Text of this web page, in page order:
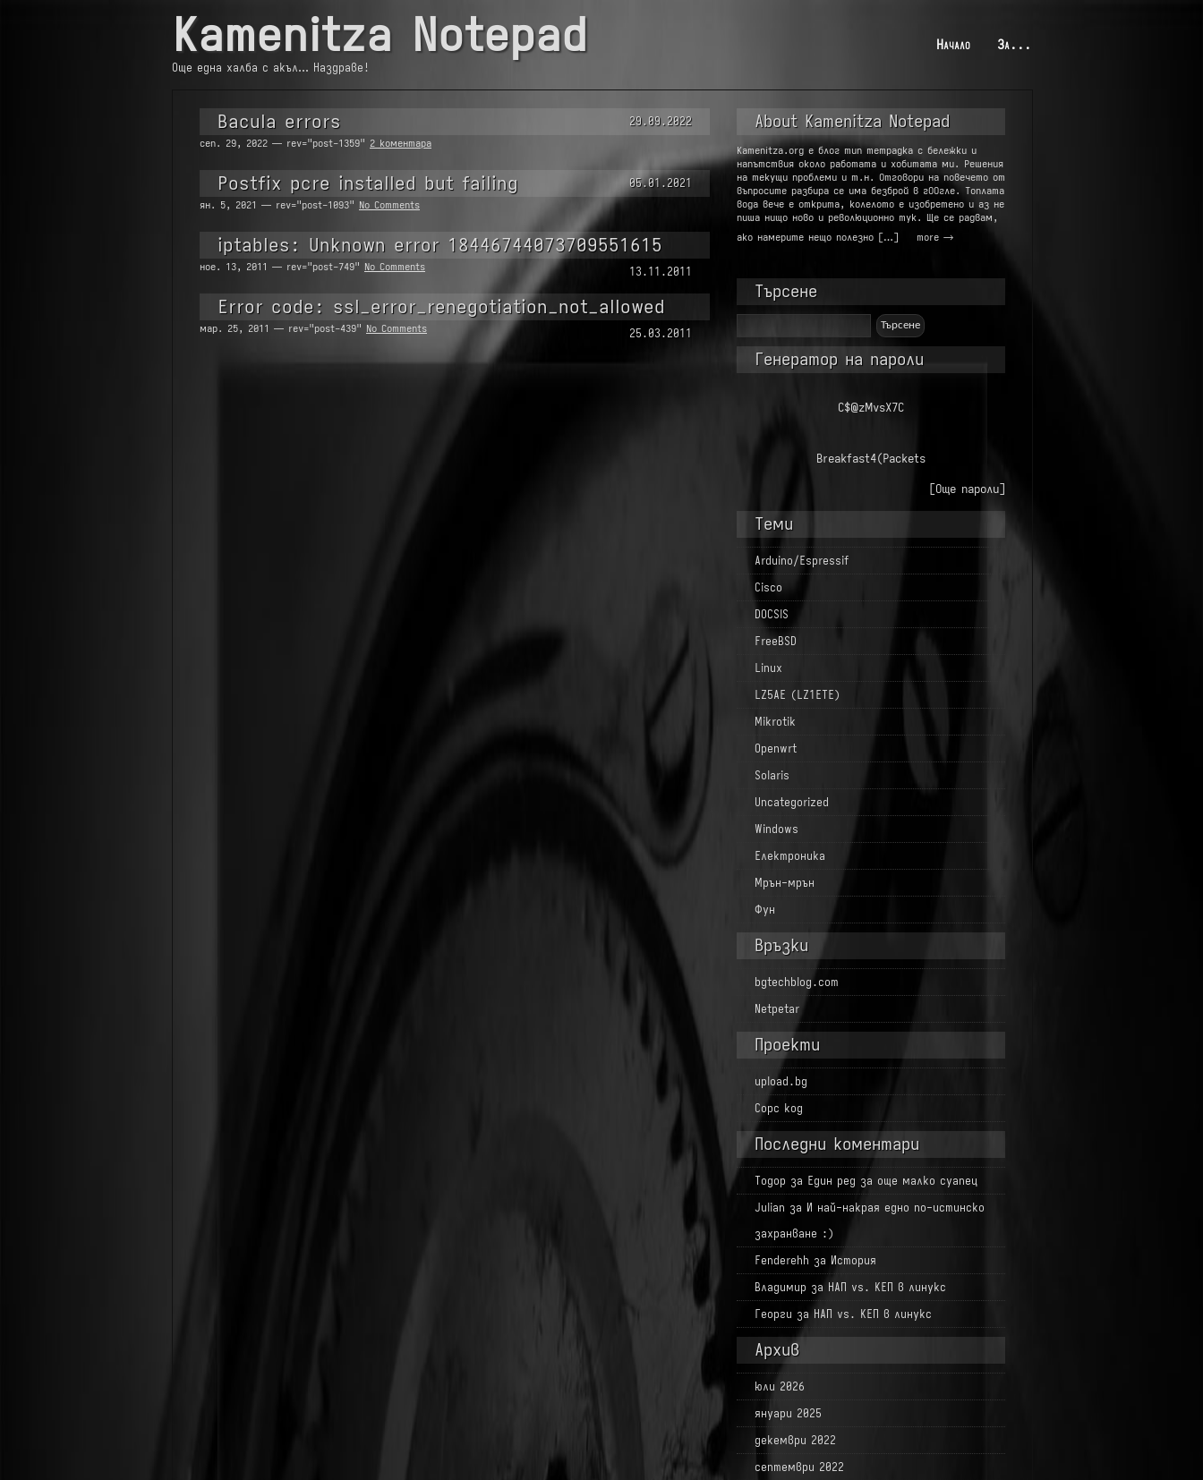
Kamenitza Notepad
Още една халба с акъл… Наздраве!
Начало За...
Bacula errors 29.09.2022
сеп. 29, 2022 — rev="post-1359" 2 коментара
Postfix pcre installed but failing 05.01.2021
ян. 5, 2021 — rev="post-1093" No Comments
iptables: Unknown error 18446744073709551615
13.11.2011
ное. 13, 2011 — rev="post-749" No Comments
Error code: ssl_error_renegotiation_not_allowed
25.03.2011
мар. 25, 2011 — rev="post-439" No Comments
About Kamenitza Notepad
Kamenitza.org е блог тип тетрадка с бележки и
напътствия около работата и хобитата ми. Решения
на текущи проблеми и т.н. Отговори на повечето от
въпросите разбира се има безброй в гООгле. Топлата
вода вече е открита, колелото е изобретено и аз не
пиша нищо ново и революционно тук. Ще се радвам,
ако намерите нещо полезно […]
more →
Търсене
за:
Генератор на пароли
C$@zMvsX7C
Breakfast4(Packets
[Още пароли]
Теми
Arduino/Espressif
Cisco
DOCSIS
FreeBSD
Linux
LZ5AE (LZ1ETE)
Mikrotik
Openwrt
Solaris
Uncategorized
Windows
Електроника
Мрън-мрън
Фун
Връзки
bgtechblog.com
Netpetar
Проекти
upload.bg
Сорс код
Последни коментари
Тодор за Един ред за още малко суапец
Julian за И най-накрая едно по-истинско
захранване :)
Fenderehh за История
Владимир за НАП vs. КЕП в линукс
Георги за НАП vs. КЕП в линукс
Архив
юли 2026
януари 2025
декември 2022
септември 2022